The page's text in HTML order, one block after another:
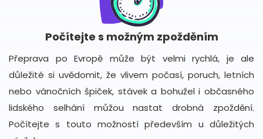
Počítejte s možným zpožděním
Přeprava po Evropě může být velmi rychlá, je ale
důležité si uvědomit, že vlivem počasí, poruch, letních
nebo vánočních špiček, stávek a bohužel i občasného
lidského selhání můžou nastat drobná zpoždění.
Počítejte s touto možností především u důležitých